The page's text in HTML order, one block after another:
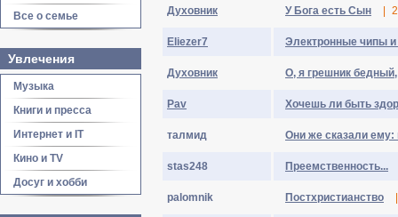
Все о семье
Увлечения
Музыка
Книги и пресса
Интернет и IT
Кино и TV
Досуг и хобби
Духовник У Бога есть Сын
Eliezer7 Электронные чипы и
Духовник О, я грешник
Pav Хочешь ли быть
талмид Они же сказали
stas248 Преемственность...
palomnik Постхристианство